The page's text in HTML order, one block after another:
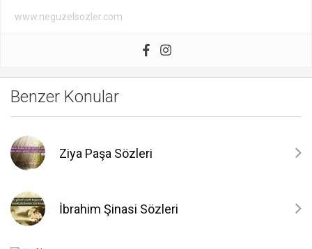
www.neguzelsozler.com
Benzer Konular
Ziya Paşa Sözleri
İbrahim Şinasi Sözleri